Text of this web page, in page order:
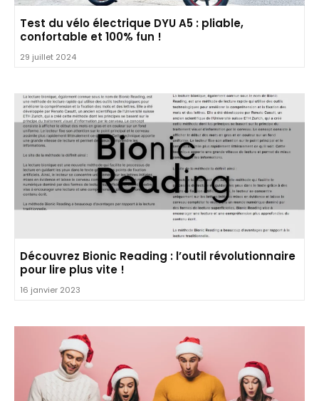
Test du vélo électrique DYU A5 : pliable,
confortable et 100% fun !
29 juillet 2024
Découvrez Bionic Reading : l’outil révolutionnaire
pour lire plus vite !
16 janvier 2023